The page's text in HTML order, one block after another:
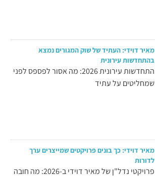
מאיר דוידי: העתיד של שוק המגורים נמצא
בהתחדשות עירונית
התחדשות עירונית 2026: מה אסור לפספס לפני
שמחליטים על עתיד
מאיר דוידי: כך בונים פרויקטים שמייצרים ערך
לדורות
פרויקטי נדל"ן של מאיר דוידי ב-2026: מה חובה